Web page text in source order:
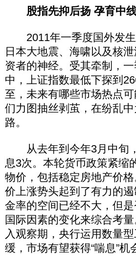
股指先抑后扬 孕育中
2011年一季度国外发生
日本大地震、海啸以及核
资者的神经。受其牵制，
中，上证指数最低下探到
至，未来有哪些市场热点
们力图抽丝剥茧，在纷乱
路。
从去年到今年3月中旬，
息3次。本轮货币政策紧缩
物价，包括稳定房地产价
价上涨势头起到了有力的
金率的空间已经不大，但
国际因素的变化来综合考
入观察期，央行运用数量
缓，市场有望获得“喘息”机